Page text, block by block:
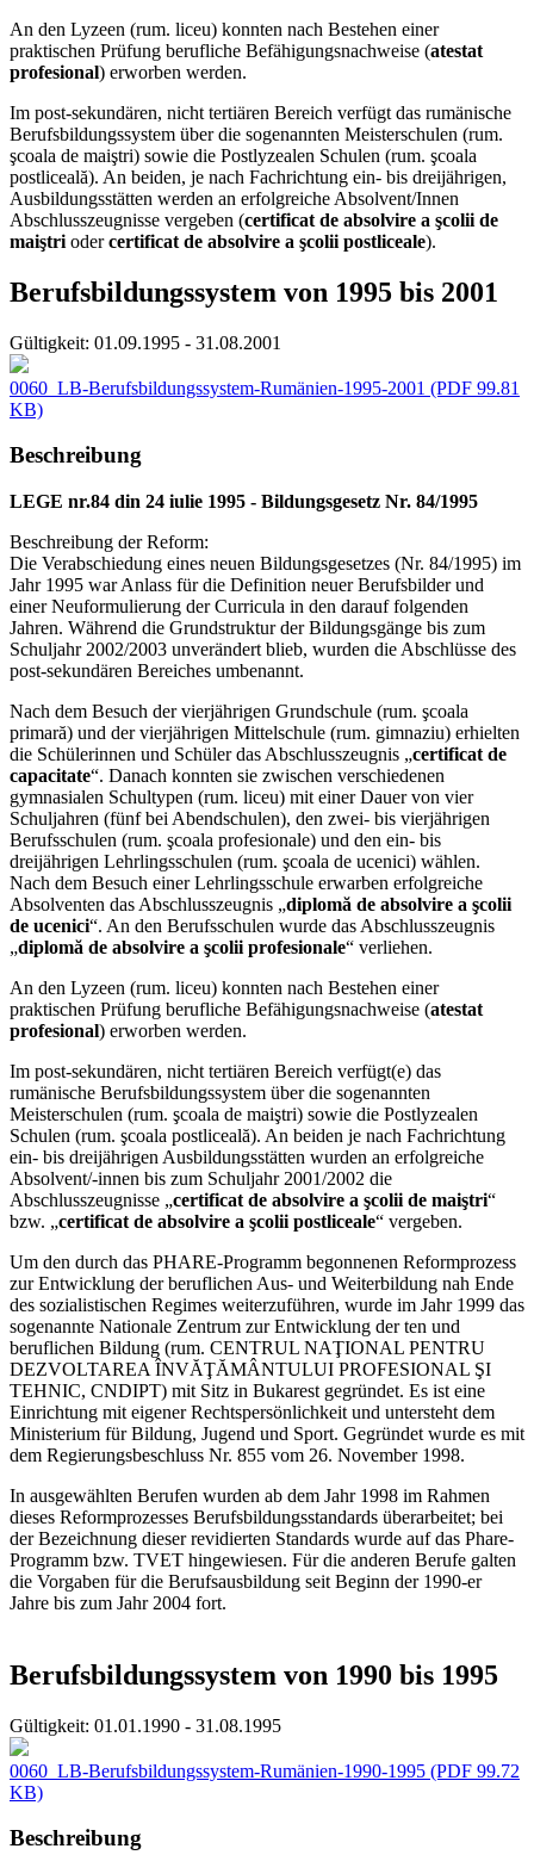
An den Lyzeen (rum. liceu) konnten nach Bestehen einer
praktischen Prüfung berufliche Befähigungsnachweise (atestat
profesional) erworben werden.
Im post-sekundären, nicht tertiären Bereich verfügt das rumänische
Berufsbildungssystem über die sogenannten Meisterschulen (rum.
şcoala de maiştri) sowie die Postlyzealen Schulen (rum. şcoala
postliceală). An beiden, je nach Fachrichtung ein- bis dreijährigen,
Ausbildungsstätten werden an erfolgreiche Absolvent/Innen
Abschlusszeugnisse vergeben (certificat de absolvire a şcolii de
maiştri odercertificat de absolvire a şcolii postliceale).
Berufsbildungssystem von 1995 bis 2001
Gültigkeit: 01.09.1995 - 31.08.2001
0060_LB-Berufsbildungssystem-Rumänien-1995-2001 (PDF 99.81
KB)
Beschreibung
LEGE nr.84 din 24 iulie 1995 - Bildungsgesetz Nr. 84/1995
Beschreibung der Reform:
Die Verabschiedung eines neuen Bildungsgesetzes (Nr. 84/1995) im
Jahr 1995 war Anlass für die Definition neuer Berufsbilder und
einer Neuformulierung der Curricula in den darauf folgenden
Jahren. Während die Grundstruktur der Bildungsgänge bis zum
Schuljahr 2002/2003 unverändert blieb, wurden die Abschlüsse des
post-sekundären Bereiches umbenannt.
Nach dem Besuch der vierjährigen Grundschule (rum. şcoala
primară) und der vierjährigen Mittelschule (rum. gimnaziu) erhielten
die Schülerinnen und Schüler das Abschlusszeugnis „certificat de
capacitate“. Danach konnten sie zwischen verschiedenen
gymnasialen Schultypen (rum. liceu) mit einer Dauer von vier
Schuljahren (fünf bei Abendschulen), den zwei- bis vierjährigen
Berufsschulen (rum. şcoala profesionale) und den ein- bis
dreijährigen Lehrlingsschulen (rum. şcoala de ucenici) wählen.
Nach dem Besuch einer Lehrlingsschule erwarben erfolgreiche
Absolventen das Abschlusszeugnis „diplomă de absolvire a şcolii
de ucenici“. An den Berufsschulen wurde das Abschlusszeugnis
„diplomă de absolvire a şcolii profesionale“ verliehen.
An den Lyzeen (rum. liceu) konnten nach Bestehen einer
praktischen Prüfung berufliche Befähigungsnachweise (atestat
profesional) erworben werden.
Im post-sekundären, nicht tertiären Bereich verfügt(e) das
rumänische Berufsbildungssystem über die sogenannten
Meisterschulen (rum. şcoala de maiştri) sowie die Postlyzealen
Schulen (rum. şcoala postliceală). An beiden je nach Fachrichtung
ein- bis dreijährigen Ausbildungsstätten wurden an erfolgreiche
Absolvent/-innen bis zum Schuljahr 2001/2002 die
Abschlusszeugnisse „certificat de absolvire a şcolii de maiştri“
bzw. „certificat de absolvire a şcolii postliceale“ vergeben.
Um den durch das PHARE-Programm begonnenen Reformprozess
zur Entwicklung der beruflichen Aus- und Weiterbildung nah Ende
des sozialistischen Regimes weiterzuführen, wurde im Jahr 1999 das
sogenannte Nationale Zentrum zur Entwicklung der ten und
beruflichen Bildung (rum. CENTRUL NAŢIONAL PENTRU
DEZVOLTAREA ÎNVĂŢĂMÂNTULUI PROFESIONAL ŞI
TEHNIC, CNDIPT) mit Sitz in Bukarest gegründet. Es ist eine
Einrichtung mit eigener Rechtspersönlichkeit und untersteht dem
Ministerium für Bildung, Jugend und Sport. Gegründet wurde es mit
dem Regierungsbeschluss Nr. 855 vom 26. November 1998.
In ausgewählten Berufen wurden ab dem Jahr 1998 im Rahmen
dieses Reformprozesses Berufsbildungsstandards überarbeitet; bei
der Bezeichnung dieser revidierten Standards wurde auf das Phare-
Programm bzw. TVET hingewiesen. Für die anderen Berufe galten
die Vorgaben für die Berufsausbildung seit Beginn der 1990-er
Jahre bis zum Jahr 2004 fort.
Berufsbildungssystem von 1990 bis 1995
Gültigkeit: 01.01.1990 - 31.08.1995
0060_LB-Berufsbildungssystem-Rumänien-1990-1995 (PDF 99.72
KB)
Beschreibung